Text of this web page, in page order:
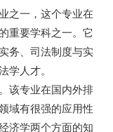
之一，这个专业在
重要学科之一。它
务、司法制度与实
人才。
该专业在国内外排
域有很强的应用性
济学两个方面的知